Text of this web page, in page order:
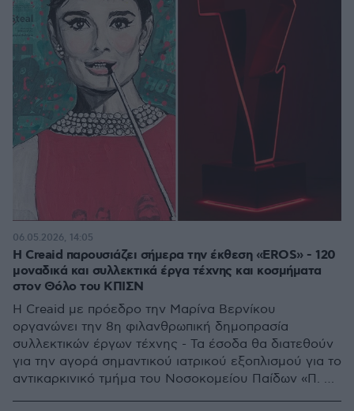
Η Creaid παρουσιάζει σήμερα την έκθεση «EROS» - 120
μοναδικά και συλλεκτικά έργα τέχνης και κοσμήματα
στον Θόλο του ΚΠIΣΝ
Η Creaid με πρόεδρο την Μαρίνα Βερνίκου
οργανώνει την 8η φιλανθρωπική δημοπρασία
συλλεκτικών έργων τέχνης - Τα έσοδα θα διατεθούν
για την αγορά σημαντικού ιατρικού εξοπλισμού για το
αντικαρκινικό τμήμα του Νοσοκομείου Παίδων «Π. &
06.05.2026, 14:05